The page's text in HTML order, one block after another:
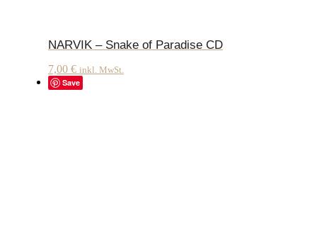
NARVIK – Snake of Paradise CD
7,00 € inkl. MwSt.
Save